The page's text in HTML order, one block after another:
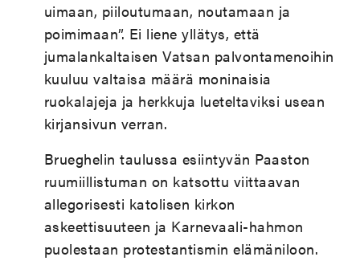
uimaan, piiloutumaan, noutamaan ja
poimimaan”. Ei liene yllätys, että
jumalankaltaisen Vatsan palvontamenoihin
kuuluu valtaisa määrä moninaisia
ruokalajeja ja herkkuja lueteltaviksi usean
kirjansivun verran.
Brueghelin taulussa esiintyvän Paaston
ruumiillistuman on katsottu viittaavan
allegorisesti katolisen kirkon
askeettisuuteen ja Karnevaali-hahmon
puolestaan protestantismin elämäniloon.